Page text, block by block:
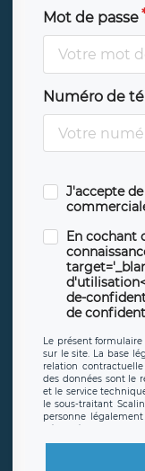
Mot de passe
Numéro de
J'accepte
En cochant
de-
de
Le présent
sur le site. La base
relation
des données sont le
et le service
le sous-traitant
personne
offrant desclauses
en sollicite la